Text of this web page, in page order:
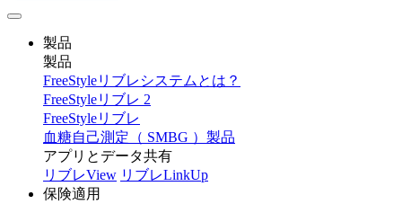
製品
製品
FreeStyleリブレシステムとは？
FreeStyleリブレ 2
FreeStyleリブレ
血糖自己測定（ SMBG ）製品
アプリとデータ共有
リブレView リブレLinkUp
保険適用